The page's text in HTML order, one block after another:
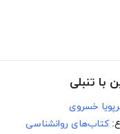
با تنبلی
خسروی
کتاب‌های روانشناسی